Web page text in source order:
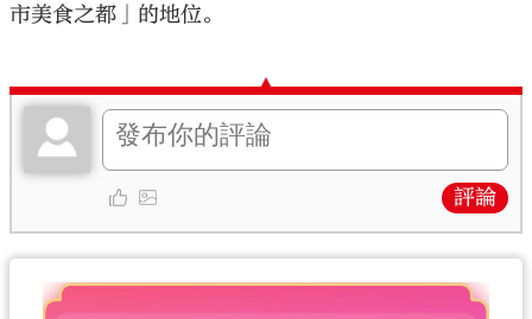
市美食之都」的地位。
評論